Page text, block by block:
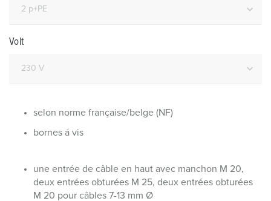
Volt
selon norme française/belge (NF)
bornes á vis
une entrée de câble en haut avec manchon M 20,
deux entrées obturées M 25, deux entrées obturées
M 20 pour câbles 7-13 mm Ø